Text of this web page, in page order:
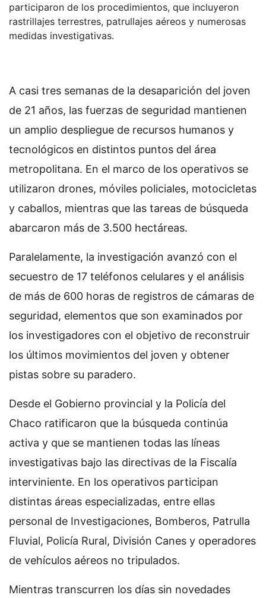
participaron de los procedimientos, que incluyeron
rastrillajes terrestres, patrullajes aéreos y numerosas
medidas investigativas.
A casi tres semanas de la desaparición del joven
de 21 años, las fuerzas de seguridad mantienen
un amplio despliegue de recursos humanos y
tecnológicos en distintos puntos del área
metropolitana. En el marco de los operativos se
utilizaron drones, móviles policiales, motocicletas
y caballos, mientras que las tareas de búsqueda
abarcaron más de 3.500 hectáreas.
Paralelamente, la investigación avanzó con el
secuestro de 17 teléfonos celulares y el análisis
de más de 600 horas de registros de cámaras de
seguridad, elementos que son examinados por
los investigadores con el objetivo de reconstruir
los últimos movimientos del joven y obtener
pistas sobre su paradero.
Desde el Gobierno provincial y la Policía del
Chaco ratificaron que la búsqueda continúa
activa y que se mantienen todas las líneas
investigativas bajo las directivas de la Fiscalía
interviniente. En los operativos participan
distintas áreas especializadas, entre ellas
personal de Investigaciones, Bomberos, Patrulla
Fluvial, Policía Rural, División Canes y operadores
de vehículos aéreos no tripulados.
Mientras transcurren los días sin novedades